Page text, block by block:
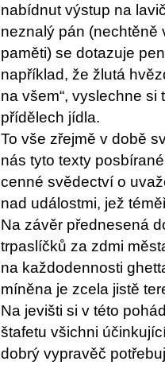
nabídnut výstup na
neznalý pán (nechtěně
paměti) se dotazuje
například, že žlutá
na všem“, vyslechne
přídělech jídla.
To vše zřejmě v době
nás tyto texty
cenné svědectví o
nad událostmi, jež
Na závěr přednesená
trpaslíčků za zdmi
na každodennosti
míněna je zcela jistě
Na jevišti si v této
štafetu všichni
dobrý vypravěč